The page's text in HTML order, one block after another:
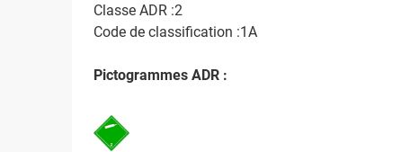
Classe ADR :2
Code de classification :1A
Pictogrammes ADR :